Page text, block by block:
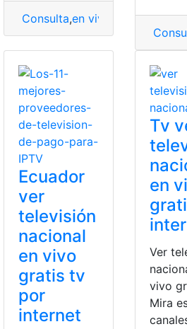
online,tecnologia,televisión,TV,tv
Consulta,en vivo televisión,
Ecuador
ver
televisión
nacional
en vivo
gratis tv
por
internet
Tv
en
Ver
vivo
Mira